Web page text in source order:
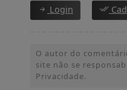
Login
O autor do
site não se
Privacidade.